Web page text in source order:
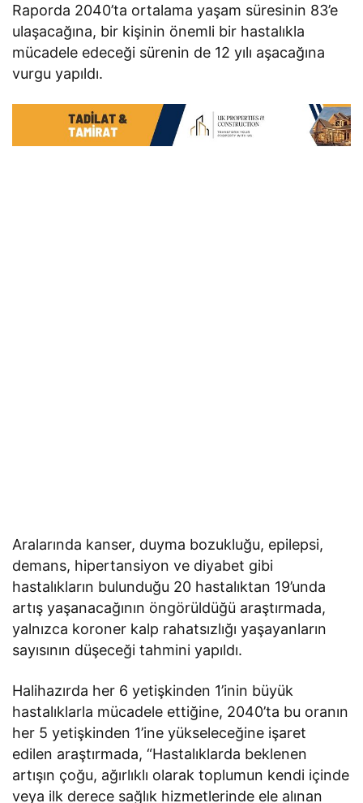
Raporda 2040’ta ortalama yaşam süresinin 83’e
ulaşacağına, bir kişinin önemli bir hastalıkla
mücadele edeceği sürenin de 12 yılı aşacağına
vurgu yapıldı.
Aralarında kanser, duyma bozukluğu, epilepsi,
demans, hipertansiyon ve diyabet gibi
hastalıkların bulunduğu 20 hastalıktan 19’unda
artış yaşanacağının öngörüldüğü araştırmada,
yalnızca koroner kalp rahatsızlığı yaşayanların
sayısının düşeceği tahmini yapıldı.
Halihazırda her 6 yetişkinden 1’inin büyük
hastalıklarla mücadele ettiğine, 2040’ta bu oranın
her 5 yetişkinden 1’ine yükseleceğine işaret
edilen araştırmada, “Hastalıklarda beklenen
artışın çoğu, ağırlıklı olarak toplumun kendi içinde
veya ilk derece sağlık hizmetlerinde ele alınan